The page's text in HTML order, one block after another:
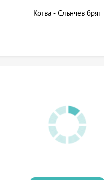
Котва - Слънчев бряг